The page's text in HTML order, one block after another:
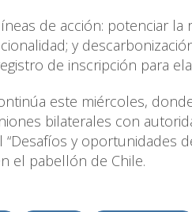
de acción: potenciar
y
de inscripción para
este miércoles,
bilaterales con
y oportunidades
el pabellón de Chile.